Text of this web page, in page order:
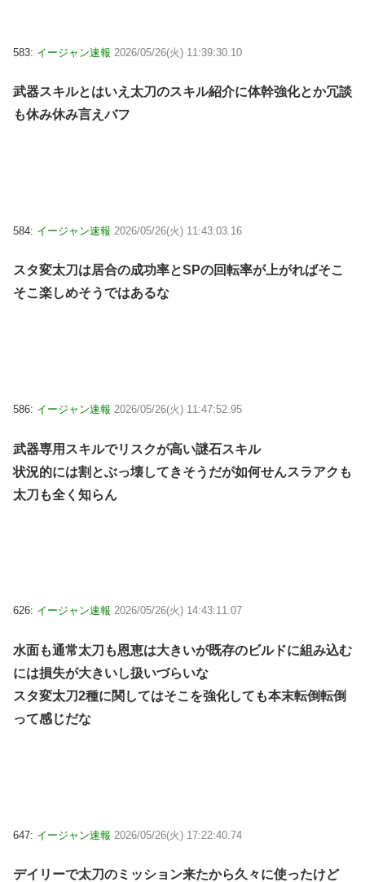
583: イージャン速報 2026/05/26(火) 11:39:30.10
武器スキルとはいえ太刀のスキル紹介に体幹強化とか冗談
も休み休み言えバフ
584: イージャン速報 2026/05/26(火) 11:43:03.16
スタ変太刀は居合の成功率とSPの回転率が上がればそこ
そこ楽しめそうではあるな
586: イージャン速報 2026/05/26(火) 11:47:52.95
武器専用スキルでリスクが高い謎石スキル
状況的には割とぶっ壊してきそうだが如何せんスラアクも
太刀も全く知らん
626: イージャン速報 2026/05/26(火) 14:43:11.07
水面も通常太刀も恩恵は大きいが既存のビルドに組み込む
には損失が大きいし扱いづらいな
スタ変太刀2種に関してはそこを強化しても本末転倒転倒
って感じだな
647: イージャン速報 2026/05/26(火) 17:22:40.74
デイリーで太刀のミッション来たから久々に使ったけど